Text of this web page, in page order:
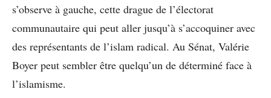
s’observe à gauche, cette drague de l’électorat
communautaire qui peut aller jusqu’à s’accoquiner avec
des représentants de l’islam radical. Au Sénat, Valérie
Boyer peut sembler être quelqu’un de déterminé face à
l’islamisme.